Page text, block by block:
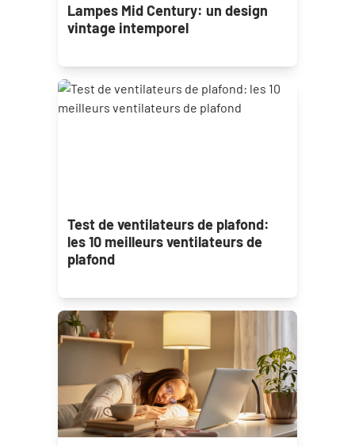
Lampes Mid Century: un design
vintage intemporel
Test de ventilateurs de plafond:
les 10 meilleurs ventilateurs de
plafond